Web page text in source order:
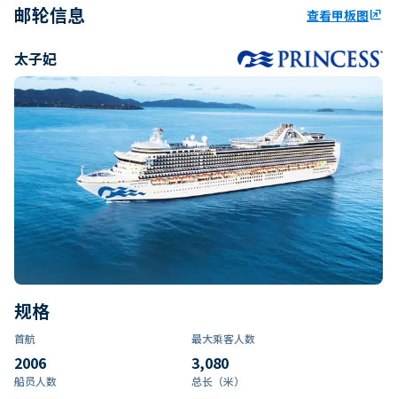
邮轮信息 查看甲板图ungroup
太子妃
规格
首航
2006
最大乘客人数
3,080
船员人数 总长（米）